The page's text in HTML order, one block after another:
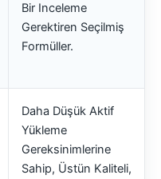
Bir Inceleme
Gerektiren Seçilmiş
Formüller.
Daha Düşük Aktif
Yükleme
Gereksinimlerine
Sahip, Üstün Kaliteli,